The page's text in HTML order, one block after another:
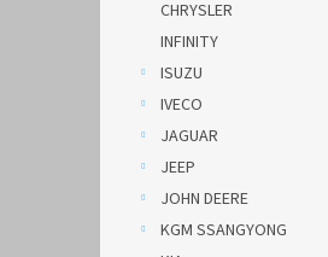
CHRYSLER
INFINITY
ISUZU
IVECO
JAGUAR
JEEP
JOHN DEERE
KGM SSANGYONG